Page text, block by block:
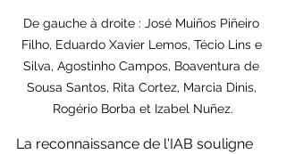
De gauche à droite : José Muiños Piñeiro
Filho, Eduardo Xavier Lemos, Técio Lins e
Silva, Agostinho Campos, Boaventura de
Sousa Santos, Rita Cortez, Marcia Dinis,
Rogério Borba et Izabel Nuñez.
La reconnaissance de l'IAB souligne